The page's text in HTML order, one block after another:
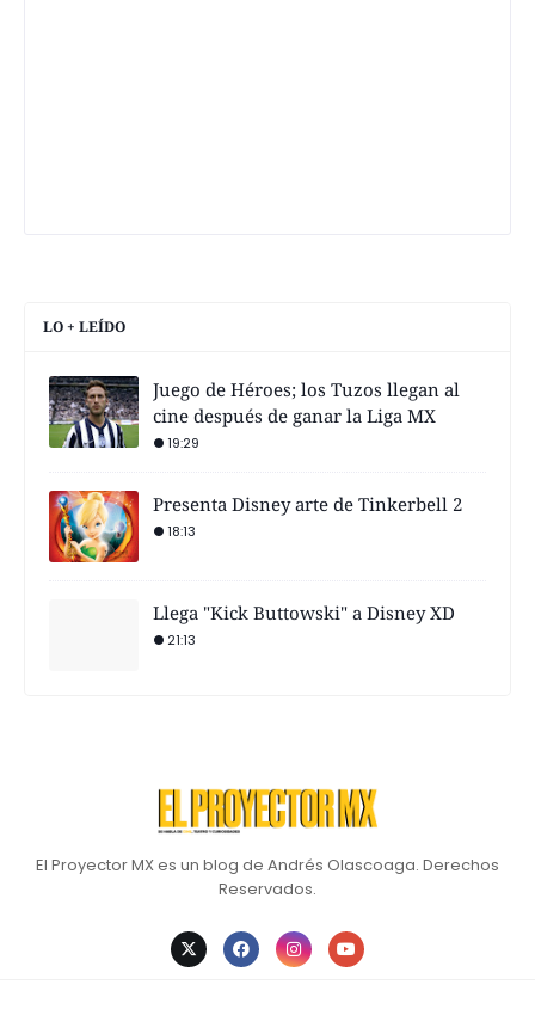
LO + LEÍDO
Juego de Héroes; los Tuzos llegan al
cine después de ganar la Liga MX
19:29
Presenta Disney arte de Tinkerbell 2
18:13
Llega "Kick Buttowski" a Disney XD
21:13
El Proyector MX es un blog de Andrés Olascoaga. Derechos
Reservados.